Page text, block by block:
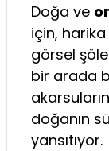
Doğa ve
için,
görsel
bir arada
doğanın
yansıtıyor.